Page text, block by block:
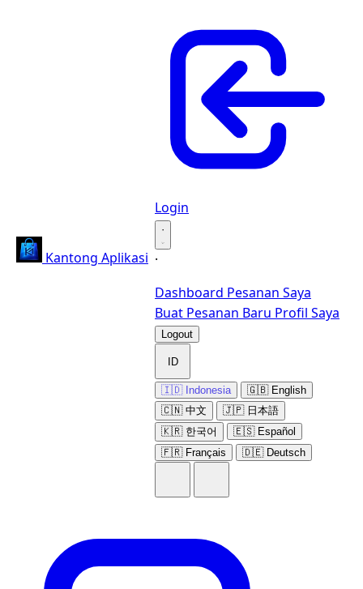
Kantong Aplikasi
Login
·
·
Dashboard Pesanan Saya
Buat Pesanan Baru Profil Saya
Logout
ID
🇮🇩 Indonesia
🇬🇧 English
🇨🇳 中文
🇯🇵 日本語
🇰🇷 한국어
🇪🇸 Español
🇫🇷 Français
🇩🇪 Deutsch